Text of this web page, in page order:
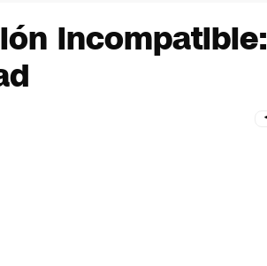
incompatible: